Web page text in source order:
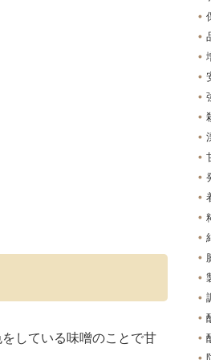
している味噌のことで甘